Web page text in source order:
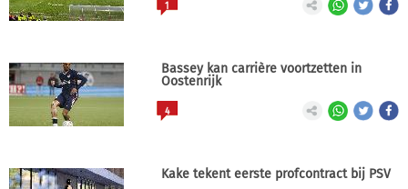
1
Bassey kan carrière voortzetten in
Oostenrijk
4
Kake tekent eerste profcontract bij PSV